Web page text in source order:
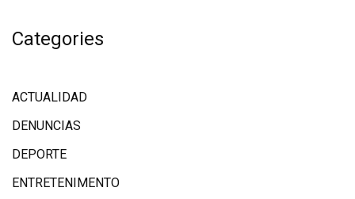
Categories
ACTUALIDAD
DENUNCIAS
DEPORTE
ENTRETENIMENTO